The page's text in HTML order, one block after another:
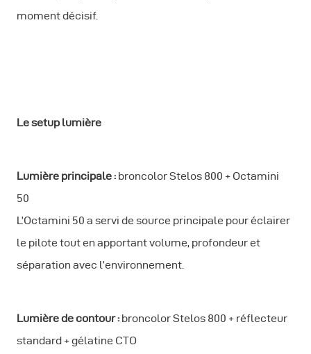
moment décisif.
Le setup lumière
Lumière principale : broncolor Stelos 800 + Octamini
50
L’Octamini 50 a servi de source principale pour éclairer
le pilote tout en apportant volume, profondeur et
séparation avec l’environnement.
Lumière de contour : broncolor Stelos 800 + réflecteur
standard + gélatine CTO